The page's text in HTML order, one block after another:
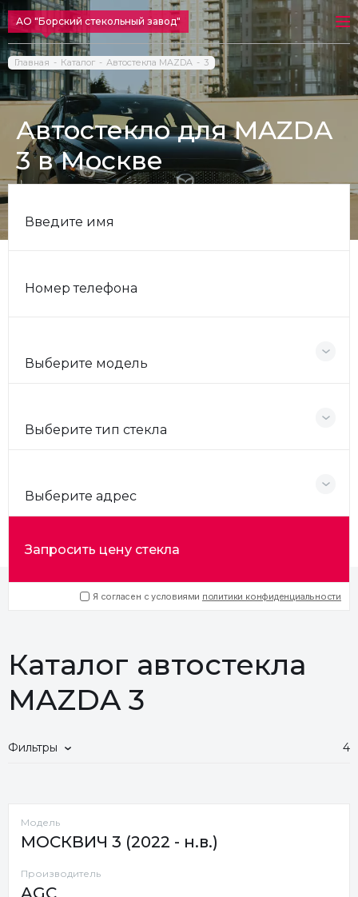
АО "Борский стекольный завод"
Главная Каталог Автостекла MAZDA 3
Автостекло для MAZDA
3 в Москве
Введите имя
Номер телефона
Выберите модель
Выберите тип стекла
Выберите адрес
Запросить цену стекла
Я согласен с условиями политики конфиденциальности
Каталог автостекла
MAZDA 3
Фильтры 4
Модель
МОСКВИЧ 3 (2022 - н.в.)
Производитель
AGC